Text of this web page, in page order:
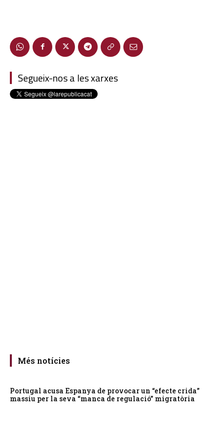
Segueix-nos a les xarxes
Més notícies
Portugal acusa Espanya de provocar un “efecte crida”
massiu per la seva “manca de regulació” migratòria